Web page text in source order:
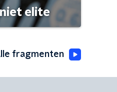
elite
fragmenten